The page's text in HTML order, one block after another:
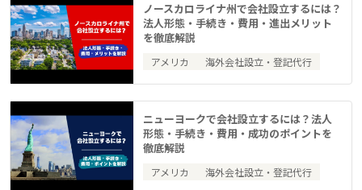
ノースカロライナ州で会社設立するには？
法人形態・手続き・費用・進出メリット
を徹底解説
アメリカ 海外会社設立・登記代行
ニューヨークで会社設立するには？法人
形態・手続き・費用・成功のポイントを
徹底解説
アメリカ 海外会社設立・登記代行